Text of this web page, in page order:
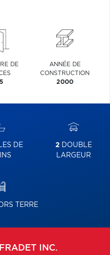
DE
ANNÉE DE
CONSTRUCTION
2000
DE
2DOUBLE
LARGEUR
TERRE
FRADET INC.